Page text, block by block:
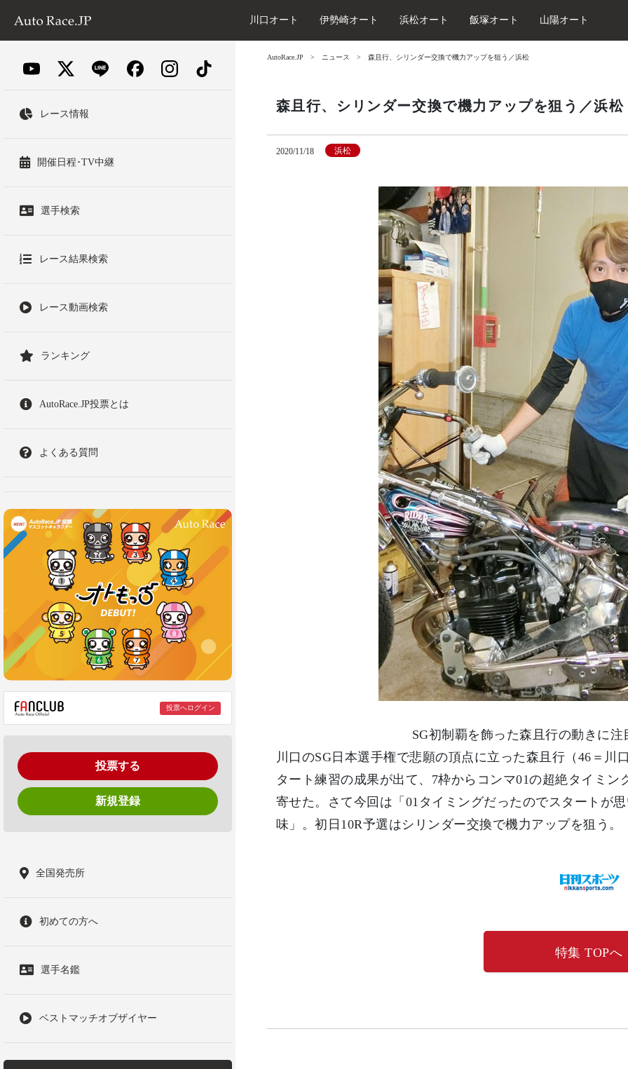
川口オート 伊勢崎オート 浜松オート 飯塚オート 山陽オート
レース情報
開催日程･TV中継
選手検索
レース結果検索
レース動画検索
ランキング
AutoRace.JP投票とは
よくある質問
投票へログイン
投票する
新規登録
全国発売所
初めての方へ
選手名鑑
ベストマッチオブザイヤー
AutoRace.JP ニュース 森且行、シリンダー交換で機力アップを狙う／浜松
森且行、シリンダー交換で機力アップを狙う／浜松
2020/11/18 浜松
SG初制覇を飾った森且行の動きに注
川口のSG日本選手権で悲願の頂点に立った森且行（46＝川
タート練習の成果が出て、7枠からコンマ01の超絶タイミン
寄せた。さて今回は「01タイミングだったのでスタートが
味」。初日10R予選はシリンダー交換で機力アップを狙う。
特集 TOPへ